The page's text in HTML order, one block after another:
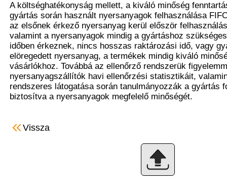
A költséghatékonyság mellett, a kiváló minőség
gyártás során használt nyersanyagok felhasználása
az elsőnek érkező nyersanyag kerül először
valamint a nyersanyagok mindig a gyártáshoz
időben érkeznek, nincs hosszas raktározási idő, vagy
elöregedett nyersanyag, a termékek mindig kiváló
vásárlókhoz. Továbbá az ellenőrző rendszerük
nyersanyagszállítók havi ellenőrzési statisztikáit,
rendszeres látogatása során tanulmányozzák a gyártás
biztosítva a nyersanyagok megfelelő minőségét.
Vissza